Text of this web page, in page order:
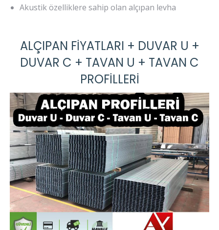
Akustik özelliklere sahip olan alçıpan levha
ALÇIPAN FİYATLARI + DUVAR U +
DUVAR C + TAVAN U + TAVAN C
PROFİLLERİ